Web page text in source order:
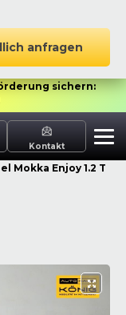
anfragen
sichern:
Kontakt
Mokka Enjoy 1.2 T